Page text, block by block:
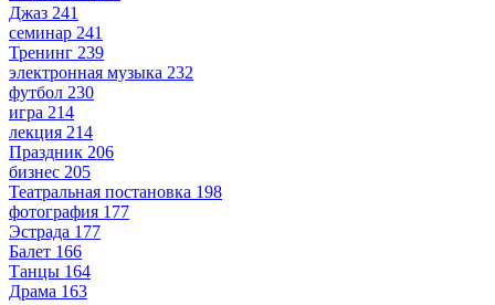
Джаз 241
семинар 241
Тренинг 239
электронная музыка 232
футбол 230
игра 214
лекция 214
Праздник 206
бизнес 205
Театральная постановка 198
фотография 177
Эстрада 177
Балет 166
Танцы 164
Драма 163